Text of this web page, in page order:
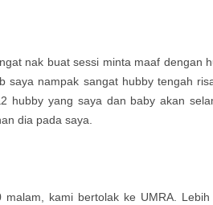
nak buat sessi minta maaf dengan
saya nampak sangat hubby tengah
hubby yang saya dan baby akan
dia pada saya.
malam, kami bertolak ke UMRA.